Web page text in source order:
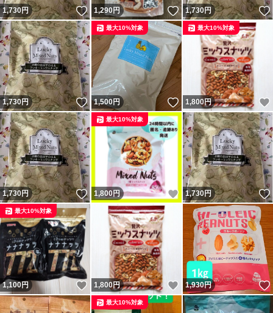
1,730円 いいね！
1,290円 いいね！
1,730円
1,730円 いいね！
1,500円 いいね！
最大10%対象
1,800円
最大10%対象
1,730円 いいね！
1,800円 いいね！
最大10%対象
1,730円
1,100円 いいね！
最大10%対象
1,800円 いいね！
1,930円
最大10%対象